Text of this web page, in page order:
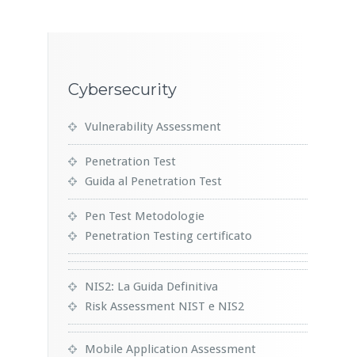
Cybersecurity
Vulnerability Assessment
Penetration Test
Guida al Penetration Test
Pen Test Metodologie
Penetration Testing certificato
NIS2: La Guida Definitiva
Risk Assessment NIST e NIS2
Mobile Application Assessment